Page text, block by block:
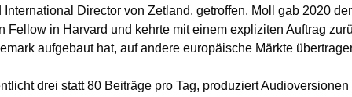
International Director von Zetland, getroffen. Moll gab 2020
Fellow in Harvard und kehrte mit einem expliziten Auftrag
aufgebaut hat, auf andere europäische Märkte
drei statt 80 Beiträge pro Tag, produziert